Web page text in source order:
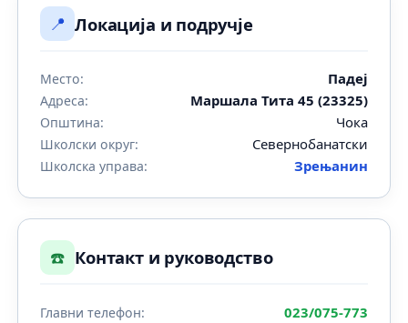
📍 Локација и подручје
Место: Падеј
Адреса: Маршала Тита 45 (23325)
Општина: Чока
Школски округ: Севернобанатски
Школска управа: Зрењанин
☎️ Контакт и руководство
Главни телефон: 023/075-773